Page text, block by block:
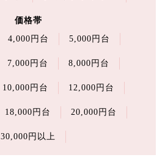
価格帯
4,000円台 5,000円台
7,000円台 8,000円台
10,000円台 12,000円台
18,000円台 20,000円台
30,000円以上